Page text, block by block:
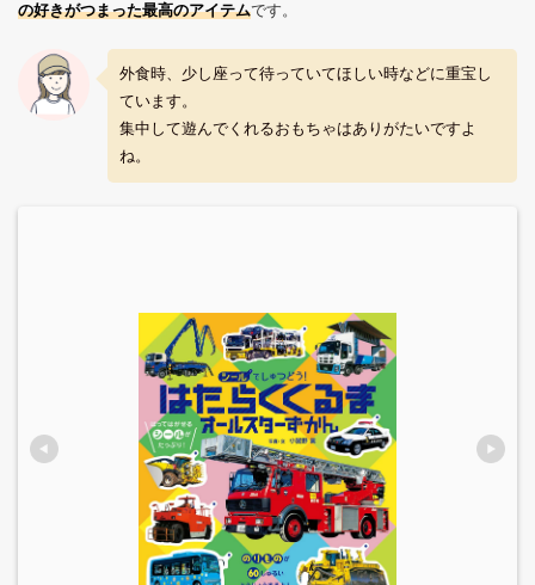
の好きがつまった最高のアイテムです。
外食時、少し座って待っていてほしい時などに重宝し
ています。
集中して遊んでくれるおもちゃはありがたいですよ
ね。